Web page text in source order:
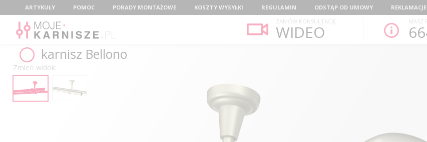
MenuARTYKUŁY POMOC PORADY MONTAŻOWE KOSZTY WYSYŁKI REGULAMIN ODSTĄP OD UMOWY REKLAMACJE
ZAMÓW KONSULTACJĘ
WIDEO
MASZ
karnisz Bellono
Zmień widok: